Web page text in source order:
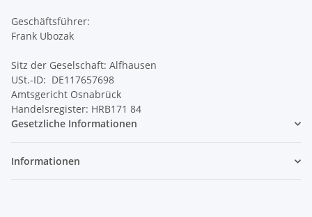
Geschäftsführer:
Frank Ubozak
Sitz der Geselschaft: Alfhausen
USt.-ID: DE117657698
Amtsgericht Osnabrück
Handelsregister: HRB171 84
Gesetzliche Informationen
Informationen